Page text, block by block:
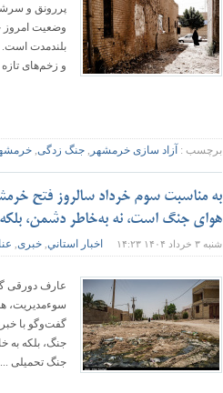
پررونق و
وضعیت امروز
بلندمدت است.
و زخم‌های تازه
برچسب : آزاد سازی خرمشهر , جنگ زدگی,
به مناسبت سوم خرداد سالروز فتح
هوای جنگ است، نه به‌خاطر دشمن،
شنبه ۳ خرداد ۱۴۰۴ ۱۴:۲۳ اخبار استاني خبری
عارف دورقی
سوءمدیریت،
گفت‌وگو با
جنگ، بلکه به
جنگ تحمیلی ...